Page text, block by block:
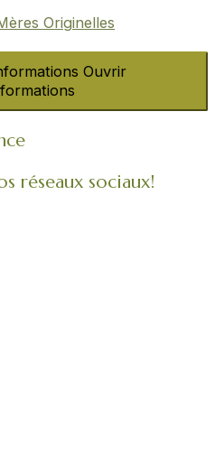
Originelles​
Ouvrir
réseaux sociaux!